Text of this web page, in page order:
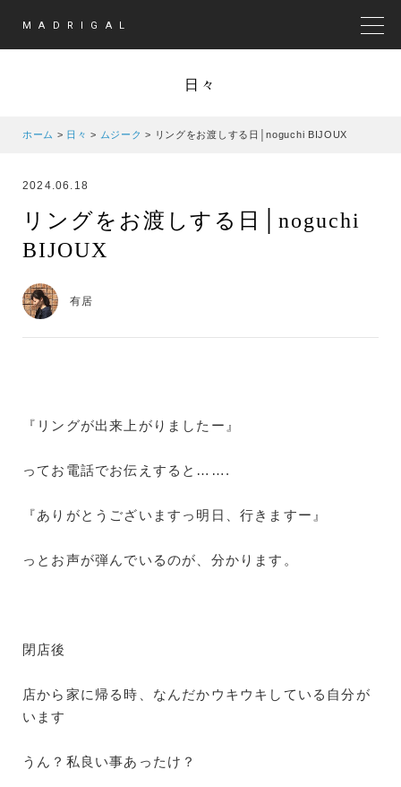
MADRIGAL
日々
ホーム > 日々 > ムジーク > リングをお渡しする日│noguchi BIJOUX
2024.06.18
リングをお渡しする日│noguchi
BIJOUX
有居
『リングが出来上がりましたー』
ってお電話でお伝えすると…….
『ありがとうございますっ明日、行きますー』
っとお声が弾んでいるのが、分かります。
閉店後
店から家に帰る時、なんだかウキウキしている自分が
います
うん？私良い事あったけ？